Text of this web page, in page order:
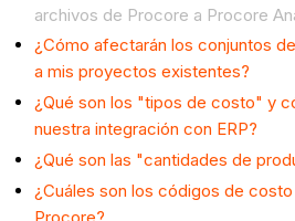
archivos de Procore a Procore
¿Cómo afectarán los conjuntos
a mis proyectos existentes?
¿Qué son los "tipos de costo" y
nuestra integración con ERP?
¿Qué son las "cantidades de
¿Cuáles son los códigos de